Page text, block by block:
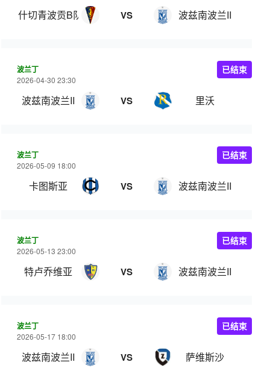
什切青波贡B队 VS 波兹南波兰II
波兰丁
2026-04-30 23:30
波兹南波兰II VS 里沃
已结束
波兰丁
2026-05-09 18:00
卡图斯亚 VS 波兹南波兰II
已结束
波兰丁
2026-05-13 23:00
特卢乔维亚 VS 波兹南波兰II
已结束
波兰丁
2026-05-17 18:00
波兹南波兰II VS 萨维斯沙
已结束